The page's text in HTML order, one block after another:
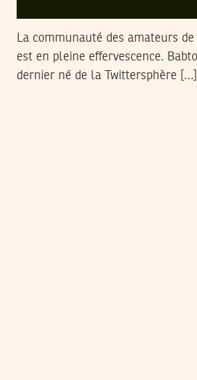
La communauté des amateurs
est en pleine effervescence.
dernier né de la Twittersphère […]